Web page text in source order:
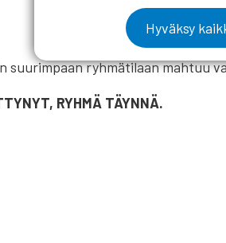
suurimpaan ryhmätilaan mahtuu
RYHMÄ TÄYNNÄ.
Hyväksy